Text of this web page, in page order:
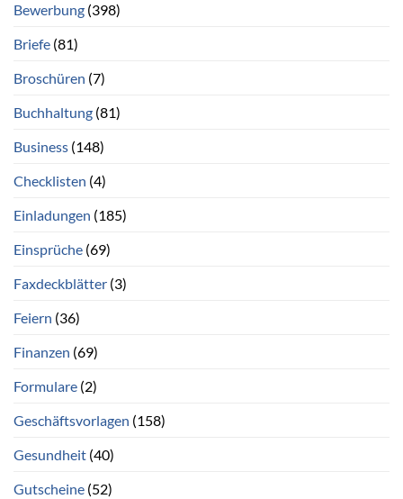
Bewerbung (398)
Briefe (81)
Broschüren (7)
Buchhaltung (81)
Business (148)
Checklisten (4)
Einladungen (185)
Einsprüche (69)
Faxdeckblätter (3)
Feiern (36)
Finanzen (69)
Formulare (2)
Geschäftsvorlagen (158)
Gesundheit (40)
Gutscheine (52)